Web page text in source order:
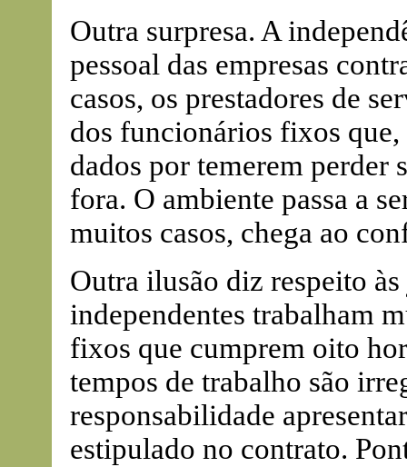
Outra surpresa. A
pessoal das empresas
casos, os prestadores de
dos funcionários fixos
dados por temerem perder
fora. O ambiente passa a
muitos casos, chega ao
Outra ilusão diz respeito
independentes trabalham
fixos que cumprem oito
tempos de trabalho são
responsabilidade
estipulado no contrato.